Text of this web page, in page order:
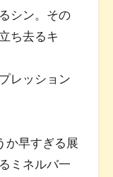
シン。その
ち去るキ
レッション
か早すぎる展
ミネルバ一